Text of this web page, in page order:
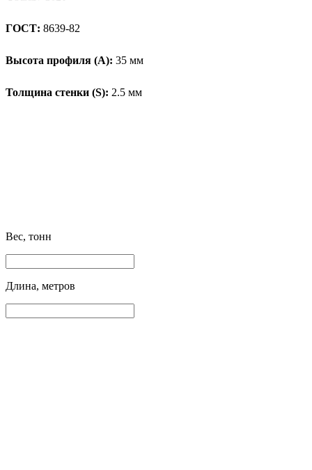
ГОСТ: 8639-82
Высота профиля (А): 35 мм
Толщина стенки (S): 2.5 мм
Вес, тонн
Длина, метров